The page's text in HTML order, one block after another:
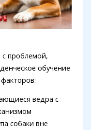
проблемой,
обучение
ведра с
собаки вне